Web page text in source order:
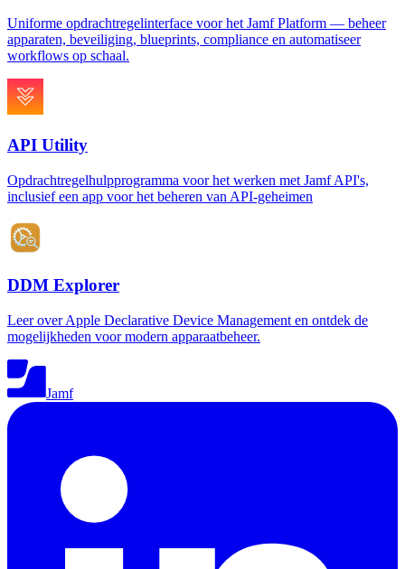
Uniforme opdrachtregelinterface voor het Jamf Platform — beheer
apparaten, beveiliging, blueprints, compliance en automatiseer
workflows op schaal.
API Utility
Opdrachtregelhulpprogramma voor het werken met Jamf API's,
inclusief een app voor het beheren van API-geheimen
DDM Explorer
Leer over Apple Declarative Device Management en ontdek de
mogelijkheden voor modern apparaatbeheer.
Jamf